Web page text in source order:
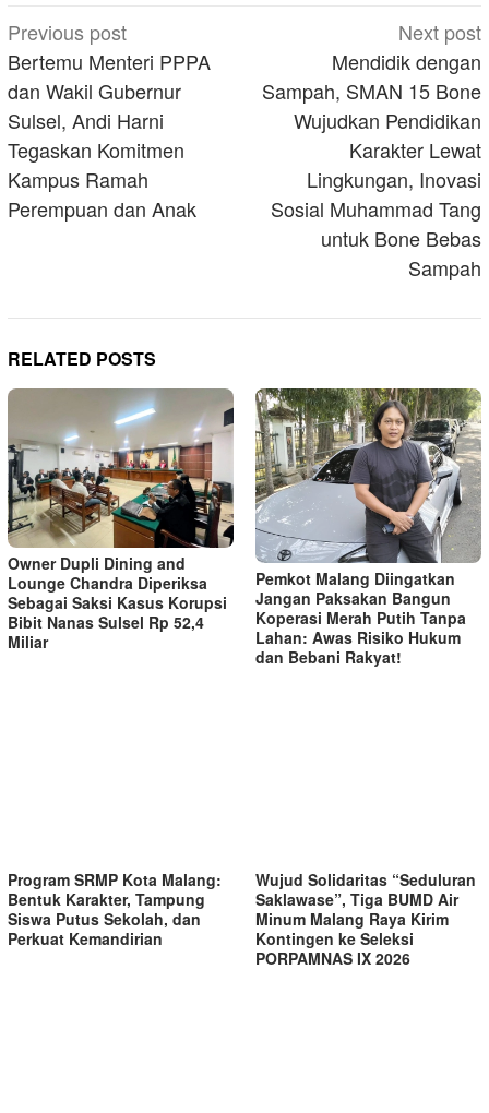
Post
navigation
Previous post
Bertemu Menteri PPPA
dan Wakil Gubernur
Sulsel, Andi Harni
Tegaskan Komitmen
Kampus Ramah
Perempuan dan Anak
Next post
Mendidik dengan
Sampah, SMAN 15 Bone
Wujudkan Pendidikan
Karakter Lewat
Lingkungan, Inovasi
Sosial Muhammad Tang
untuk Bone Bebas
Sampah
RELATED POSTS
Owner Dupli Dining and
Lounge Chandra Diperiksa
Sebagai Saksi Kasus Korupsi
Bibit Nanas Sulsel Rp 52,4
Miliar
Pemkot Malang Diingatkan
Jangan Paksakan Bangun
Koperasi Merah Putih Tanpa
Lahan: Awas Risiko Hukum
dan Bebani Rakyat!
Program SRMP Kota Malang:
Bentuk Karakter, Tampung
Siswa Putus Sekolah, dan
Perkuat Kemandirian
Wujud Solidaritas “Seduluran
Saklawase”, Tiga BUMD Air
Minum Malang Raya Kirim
Kontingen ke Seleksi
PORPAMNAS IX 2026